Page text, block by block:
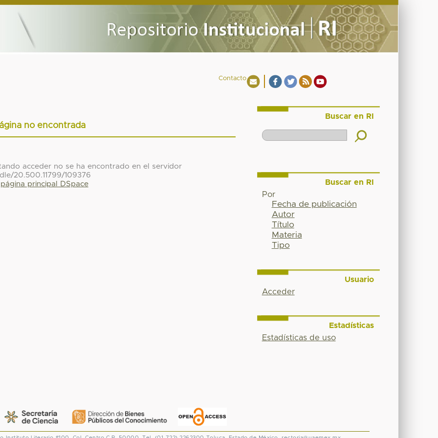
Contacto
no encontrada
acceder no se ha encontrado en el servidor
20.500.11799/109376
página principal DSpace
Buscar en RI
Buscar en RI
Por
Fecha de publicación
Autor
Título
Materia
Tipo
Usuario
Acceder
Estadísticas
Estadísticas de uso